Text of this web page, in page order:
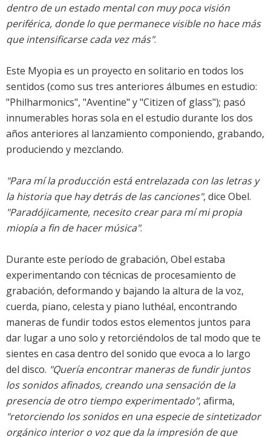
dentro de un estado mental con muy poca visión
periférica, donde lo que permanece visible no hace más
que intensificarse cada vez más".
Este Myopia es un proyecto en solitario en todos los
sentidos (como sus tres anteriores álbumes en estudio:
"Philharmonics", "Aventine" y "Citizen of glass"); pasó
innumerables horas sola en el estudio durante los dos
años anteriores al lanzamiento componiendo, grabando,
produciendo y mezclando.
"Para mí la producción está entrelazada con las letras y
la historia que hay detrás de las canciones", dice Obel.
"Paradójicamente, necesito crear para mí mi propia
miopía a fin de hacer música".
Durante este período de grabación, Obel estaba
experimentando con técnicas de procesamiento de
grabación, deformando y bajando la altura de la voz,
cuerda, piano, celesta y piano luthéal, encontrando
maneras de fundir todos estos elementos juntos para
dar lugar a uno solo y retorciéndolos de tal modo que te
sientes en casa dentro del sonido que evoca a lo largo
del disco. "Quería encontrar maneras de fundir juntos
los sonidos afinados, creando una sensación de la
presencia de otro tiempo experimentado", afirma,
"retorciendo los sonidos en una especie de sintetizador
orgánico interior o voz que da la impresión de que